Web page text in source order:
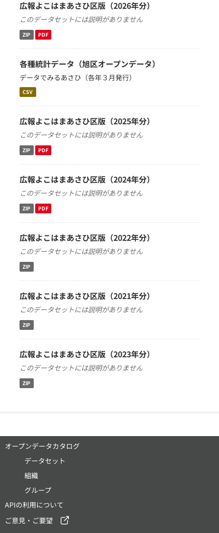
広報よこはまあさひ区版（2026年分）
このデータセットには説明がありません
ZIP PDF
各種統計データ（旭区オープンデータ）
データでみるあさひ（各年３月発行）
CSV
広報よこはまあさひ区版（2025年分）
このデータセットには説明がありません
ZIP PDF
広報よこはまあさひ区版（2024年分）
このデータセットには説明がありません
ZIP PDF
広報よこはまあさひ区版（2022年分）
このデータセットには説明がありません
ZIP
広報よこはまあさひ区版（2021年分）
このデータセットには説明がありません
ZIP
広報よこはまあさひ区版（2023年分）
このデータセットには説明がありません
ZIP
オープンデータカタログ
データセット
組織
グループ
APIの利用について
ご意見・ご要望